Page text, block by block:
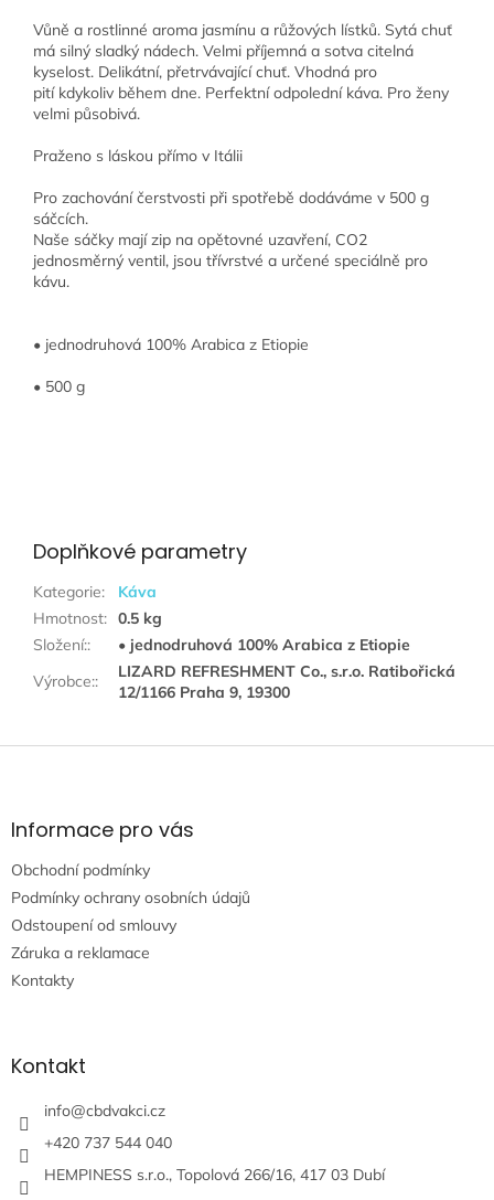
Vůně a rostlinné aroma jasmínu a růžových lístků. Sytá chuť
má silný sladký nádech. Velmi příjemná a sotva citelná
kyselost. Delikátní, přetrvávající chuť. Vhodná pro
pití kdykoliv během dne. Perfektní odpolední káva. Pro ženy
velmi působivá.
Praženo s láskou přímo v Itálii
Pro zachování čerstvosti při spotřebě dodáváme v 500 g
sáčcích.
Naše sáčky mají zip na opětovné uzavření, CO2
jednosměrný ventil, jsou třívrstvé a určené speciálně pro
kávu.
• jednodruhová 100% Arabica z Etiopie
• 500 g
Doplňkové parametry
Kategorie:
Káva
Hmotnost: 0.5 kg
Složení::
• jednodruhová 100% Arabica z Etiopie
Výrobce::
LIZARD REFRESHMENT Co., s.r.o. Ratibořická
12/1166 Praha 9, 19300
Z
aInformace pro vás
Obchodní podmínky
Podmínky ochrany osobních údajů
Odstoupení od smlouvy
Záruka a reklamace
Kontakty
Kontakt
info@cbdvakci.cz
+420 737 544 040
HEMPINESS s.r.o., Topolová 266/16, 417 03 Dubí